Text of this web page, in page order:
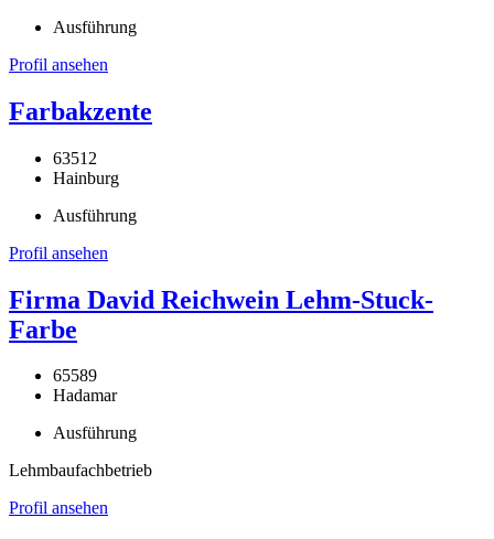
Ausführung
Profil ansehen
Farbakzente
63512
Hainburg
Ausführung
Profil ansehen
Firma David Reichwein Lehm-Stuck-
Farbe
65589
Hadamar
Ausführung
Lehmbaufachbetrieb
Profil ansehen